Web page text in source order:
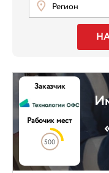
Регион
Заказчик
Рабочих мест
500